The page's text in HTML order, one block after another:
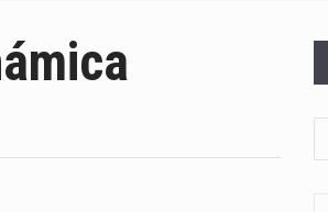
% sobre los productos fabricados…
suspendió el 5 de agosto de 2026…